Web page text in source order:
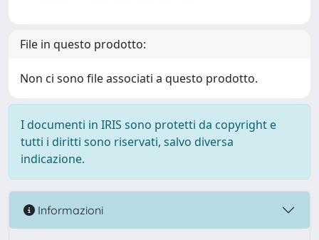
File in questo prodotto:
Non ci sono file associati a questo prodotto.
I documenti in IRIS sono protetti da copyright e
tutti i diritti sono riservati, salvo diversa
indicazione.
Informazioni